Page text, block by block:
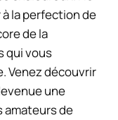
à la perfection de
de la
qui vous
Venez découvrir
une
amateurs de